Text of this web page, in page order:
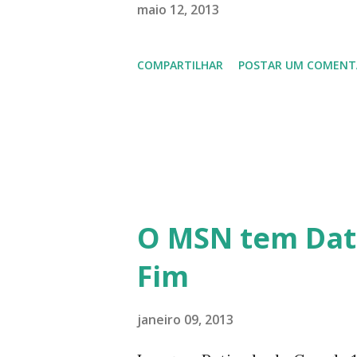
lançamento do Windows 8 e
em 2013 possamos estar
maio 12, 2013
COMPARTILHAR POSTAR UM
O MSN tem
Fim
janeiro 09, 2013